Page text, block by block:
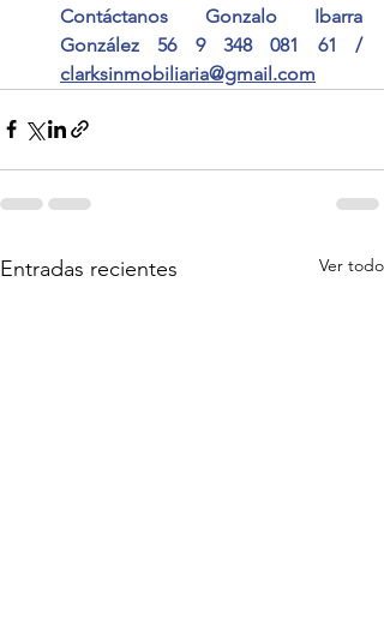
Contáctanos Gonzalo Ibarra
González 56 9 348 081 61 /
clarksinmobiliaria@gmail.com
Entradas recientes Ver todo